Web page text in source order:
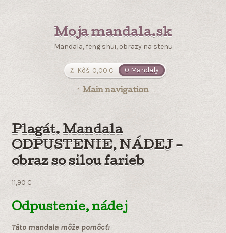
Moja mandala.sk
Mandala, feng shui, obrazy na stenu
Kôš: 0,00€ 0 Mandaly
Main navigation
Plagát. Mandala
ODPUSTENIE, NÁDEJ –
obraz so silou farieb
11,90 €
Odpustenie, nádej
Táto mandala môže pomôcť: